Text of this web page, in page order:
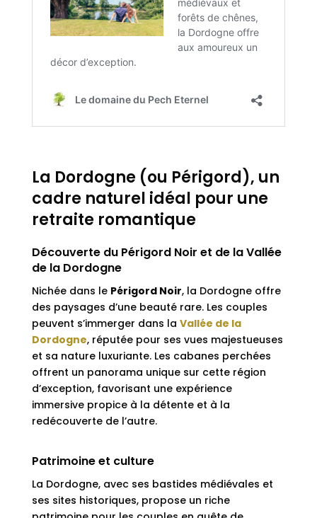
La Dordogne (ou Périgord), un
cadre naturel idéal pour une
retraite romantique
Découverte du Périgord Noir et de la Vallée
de la Dordogne
Nichée dans le Périgord Noir, la Dordogne offre
des paysages d’une beauté rare. Les couples
peuvent s’immerger dans la Vallée de la
Dordogne, réputée pour ses vues majestueuses
et sa nature luxuriante. Les cabanes perchées
offrent un panorama unique sur cette région
d’exception, favorisant une expérience
immersive propice à la détente et à la
redécouverte de l’autre.
Patrimoine et culture
La Dordogne, avec ses bastides médiévales et
ses sites historiques, propose un riche